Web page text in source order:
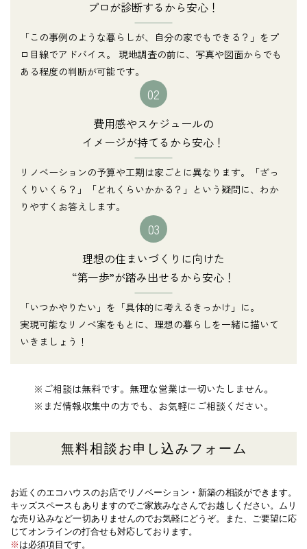
プロが診断するから安心！
「この事例のような暮らしが、自分の家でもできる？」をプ
ロ目線でアドバイス。 現地調査の前に、写真や図面からでも
ある程度の判断が可能です。
02
費用感やスケジュールの
イメージが持てるから安心！
リノベーションの予算や工期は家ごとに異なります。「ざっ
くりいくら？」「どれくらいかかる？」という疑問に、わか
りやすくお答えします。
03
理想の住まいづくりに向けた
“第一歩”が踏み出せるから安心！
「いつかやりたい」を「具体的に考えるきっかけ」に。
実現可能なリノベ案をもとに、理想の暮らしを一緒に描いて
いきましょう！
※ご相談は無料です。無理な営業は一切いたしません。
※まだ情報収集中の方でも、お気軽にご相談ください。
無料相談お申し込みフォーム
お近くのエコハウスのお店でリノベーション・新築の相談ができます。
キッズスペースもありますのでご家族みなさんでお越しください。 ムリ
な売り込みなど一切ありませんのでお気軽にどうぞ。また、ご要望に応
じてオンラインの打合せも対応しております。
※ は必須項目です。